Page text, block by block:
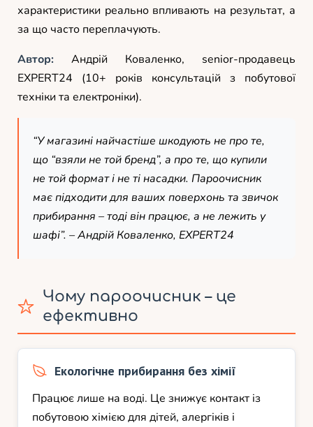
характеристики реально впливають на результат, а
за що часто переплачують.
Автор: Андрій Коваленко, senior-продавець
EXPERT24 (10+ років консультацій з побутової
техніки та електроніки).
“У магазині найчастіше шкодують не про те,
що “взяли не той бренд”, а про те, що купили
не той формат і не ті насадки. Пароочисник
має підходити для ваших поверхонь та звичок
прибирання – тоді він працює, а не лежить у
шафі”. –Андрій Коваленко, EXPERT24
Чому пароочисник – це
ефективно
Екологічне прибирання без хімії
Працює лише на воді. Це знижує контакт із
побутовою хімією для дітей, алергіків і